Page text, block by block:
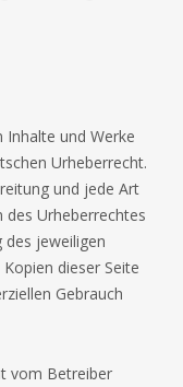
Inhalte und Werke
Urheberrecht.
und jede Art
des Urheberrechtes
jeweiligen
dieser Seite
Gebrauch
vom Betreiber